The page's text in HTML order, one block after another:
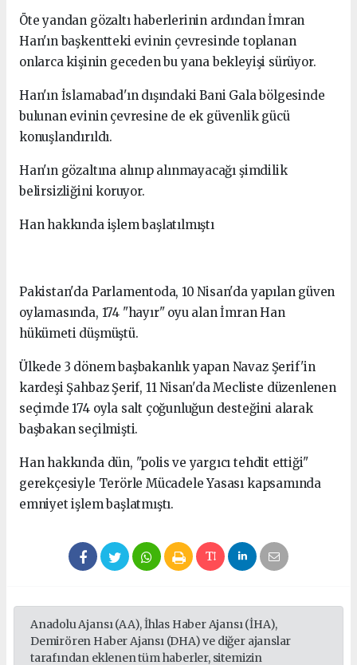
Öte yandan gözaltı haberlerinin ardından İmran
Han'ın başkentteki evinin çevresinde toplanan
onlarca kişinin geceden bu yana bekleyişi sürüyor.
Han'ın İslamabad'ın dışındaki Bani Gala bölgesinde
bulunan evinin çevresine de ek güvenlik gücü
konuşlandırıldı.
Han'ın gözaltına alınıp alınmayacağı şimdilik
belirsizliğini koruyor.
Han hakkında işlem başlatılmıştı
Pakistan'da Parlamentoda, 10 Nisan'da yapılan güven
oylamasında, 174 "hayır" oyu alan İmran Han
hükümeti düşmüştü.
Ülkede 3 dönem başbakanlık yapan Navaz Şerif'in
kardeşi Şahbaz Şerif, 11 Nisan'da Mecliste düzenlenen
seçimde 174 oyla salt çoğunluğun desteğini alarak
başbakan seçilmişti.
Han hakkında dün, "polis ve yargıcı tehdit ettiği"
gerekçesiyle Terörle Mücadele Yasası kapsamında
emniyet işlem başlatmıştı.
Anadolu Ajansı (AA), İhlas Haber Ajansı (İHA),
Demirören Haber Ajansı (DHA) ve diğer ajanslar
tarafından eklenen tüm haberler, sitemizin